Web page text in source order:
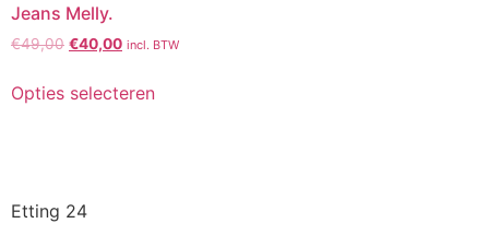
Jeans Melly.
€49,00 €40,00 incl. BTW
Opties selecteren
Etting 24